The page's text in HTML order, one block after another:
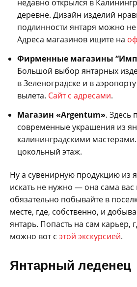
недавно открылся в
деревне. Дизайн изделий
подлинности янтаря можно не
Адреса магазинов ищите на
Фирменные магазины
Большой выбор янтарных
в Зеленоградске и в
вылета. Сайт с адресами.
Магазин «Argentum». Здесь
современные украшения из
калининградскими
цокольный этаж.
Ну а сувенирную продукцию из
искать не нужно — она сама вас
обязательно побывайте в
месте, где, собственно, и
янтарь. Попасть на сам карьер,
можно вот с этой экскурсией.
Янтарный леденец